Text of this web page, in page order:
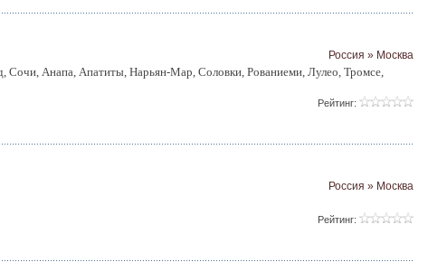
Россия » Москва
Сочи, Анапа, Апатиты, Нарьян-Мар, Соловки, Рованиеми, Лулео, Тромсе,
Рейтинг:
Россия » Москва
Рейтинг: